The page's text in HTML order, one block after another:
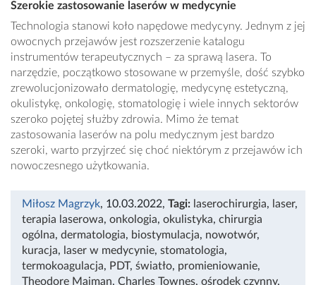
Szerokie zastosowanie laserów w medycynie
Technologia stanowi koło napędowe medycyny. Jednym z jej
owocnych przejawów jest rozszerzenie katalogu
instrumentów terapeutycznych – za sprawą lasera. To
narzędzie, początkowo stosowane w przemyśle, dość szybko
zrewolucjonizowało dermatologię, medycynę estetyczną,
okulistykę, onkologię, stomatologię i wiele innych sektorów
szeroko pojętej służby zdrowia. Mimo że temat
zastosowania laserów na polu medycznym jest bardzo
szeroki, warto przyjrzeć się choć niektórym z przejawów ich
nowoczesnego użytkowania.
Miłosz Magrzyk, 10.03.2022, Tagi: laserochirurgia, laser,
terapia laserowa, onkologia, okulistyka, chirurgia
ogólna, dermatologia, biostymulacja, nowotwór,
kuracja, laser w medycynie, stomatologia,
termokoagulacja, PDT, światło, promieniowanie,
Theodore Maiman, Charles Townes, ośrodek czynny,